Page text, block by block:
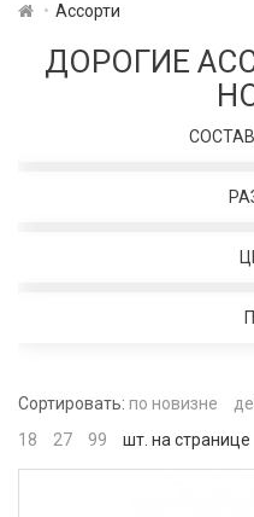
Ассорти
ДОРОГИЕ
Сортировать: по новизне
18
27 99 шт. на странице